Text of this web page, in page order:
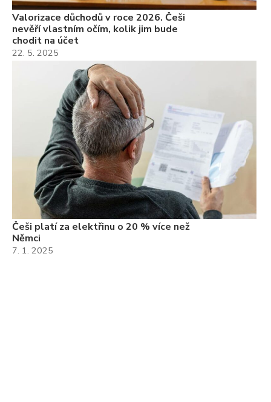
Valorizace důchodů v roce 2026. Češi
nevěří vlastním očím, kolik jim bude
chodit na účet
22. 5. 2025
Češi platí za elektřinu o 20 % více než
Němci
7. 1. 2025